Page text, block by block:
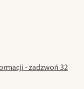
- zadzwoń 32